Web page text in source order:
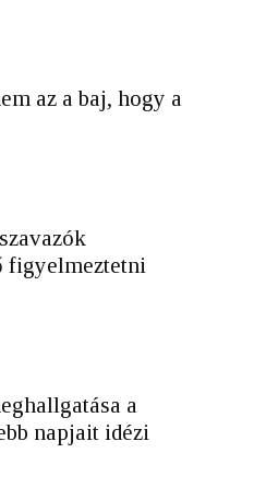
az a baj, hogy a
figyelmeztetni
a
napjait idézi